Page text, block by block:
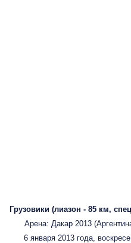
Грузовики (лиазон - 85 км,
Арена: Дакар 2013
6 января 2013 года,